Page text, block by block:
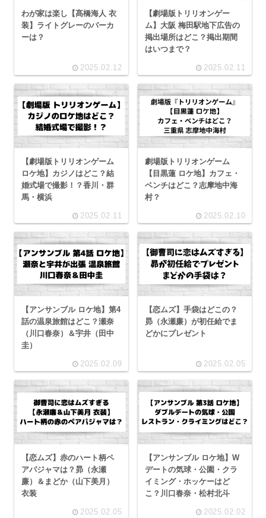
わが家は楽し【髙橋海人 衣
装】ライトグレーのパーカ
ーは？
2025.02.12
【劇場版トリリオンゲー
ム】大阪 梅田駅地下広告の
掲出場所はどこ？掲出期間
はいつまで？
2025.02.11
【劇場版トリリオンゲーム
ロケ地】カジノはどこ？結
婚式場で撮影！？香川・群
馬・横浜
2025.02.11
劇場版トリリオンゲーム
【目黒蓮 ロケ地】カフェ・
ベンチはどこ？志摩地中海
村？
2025.02.10
【アンサンブル ロケ地】第4
話の温泉旅館はどこ？瀬奈
（川口春奈）＆宇井（田中
圭）
2025.02.09
【恋ムズ】手袋はどこの？
昴（永瀬廉）が初任給でま
どかにプレゼント
2025.02.05
【恋ムズ】赤のハート柄ペ
アパジャマは？昴（永瀬
廉）＆まどか（山下美月）
衣装
2025.02.05
【アンサンブル ロケ地】W
デートの気球・公園・クラ
イミング・ホッケーはど
こ？川口春奈・松村北斗
2025.02.02